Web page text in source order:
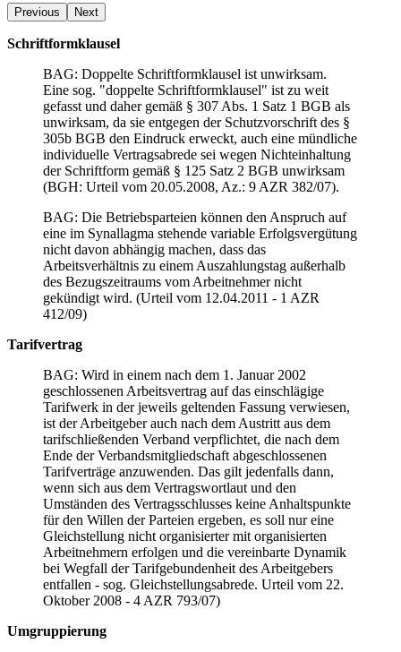
Previous Next
Schriftformklausel
BAG: Doppelte Schriftformklausel ist unwirksam.
Eine sog. "doppelte Schriftformklausel" ist zu weit
gefasst und daher gemäß § 307 Abs. 1 Satz 1 BGB als
unwirksam, da sie entgegen der Schutzvorschrift des §
305b BGB den Eindruck erweckt, auch eine mündliche
individuelle Vertragsabrede sei wegen Nichteinhaltung
der Schriftform gemäß § 125 Satz 2 BGB unwirksam
(BGH: Urteil vom 20.05.2008, Az.: 9 AZR 382/07).
BAG: Die Betriebsparteien können den Anspruch auf
eine im Synallagma stehende variable Erfolgsvergütung
nicht davon abhängig machen, dass das
Arbeitsverhältnis zu einem Auszahlungstag außerhalb
des Bezugszeitraums vom Arbeitnehmer nicht
gekündigt wird. (Urteil vom 12.04.2011 - 1 AZR
412/09)
Tarifvertrag
BAG: Wird in einem nach dem 1. Januar 2002
geschlossenen Arbeitsvertrag auf das einschlägige
Tarifwerk in der jeweils geltenden Fassung verwiesen,
ist der Arbeitgeber auch nach dem Austritt aus dem
tarifschließenden Verband verpflichtet, die nach dem
Ende der Verbandsmitgliedschaft abgeschlossenen
Tarifverträge anzuwenden. Das gilt jedenfalls dann,
wenn sich aus dem Vertragswortlaut und den
Umständen des Vertragsschlusses keine Anhaltspunkte
für den Willen der Parteien ergeben, es soll nur eine
Gleichstellung nicht organisierter mit organisierten
Arbeitnehmern erfolgen und die vereinbarte Dynamik
bei Wegfall der Tarifgebundenheit des Arbeitgebers
entfallen - sog. Gleichstellungsabrede. Urteil vom 22.
Oktober 2008 - 4 AZR 793/07)
Umgruppierung